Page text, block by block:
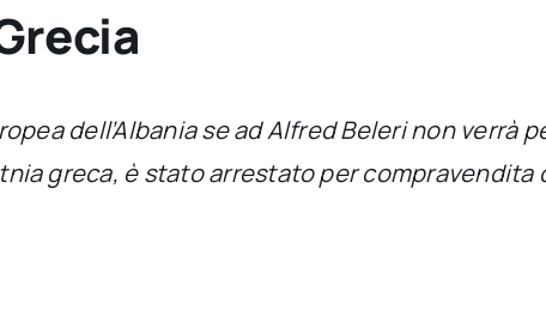
dell’Albania se ad Alfred Beleri non verrà
greca, è stato arrestato per compravendita